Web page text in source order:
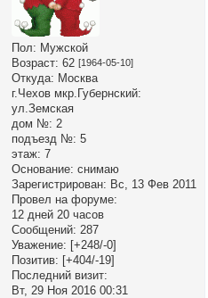
Пол: Мужской
Возраст: 62 [1964-05-10]
Откуда: Москва
г.Чехов мкр.Губернский:
ул.Земская
дом №: 2
подъезд №: 5
этаж: 7
Основание: снимаю
Зарегистрирован: Вс, 13 Фев 2011
Провел на форуме:
12 дней 20 часов
Сообщений: 287
Уважение: [+248/-0]
Позитив: [+404/-19]
Последний визит:
Вт, 29 Ноя 2016 00:31